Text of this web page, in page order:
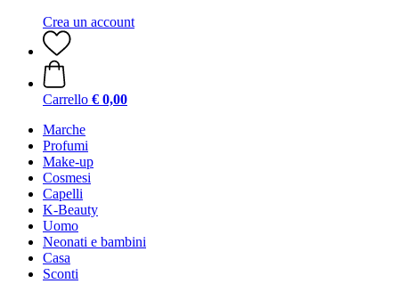
Crea un account
Carrello € 0,00
Marche
Profumi
Make-up
Cosmesi
Capelli
K-Beauty
Uomo
Neonati e bambini
Casa
Sconti